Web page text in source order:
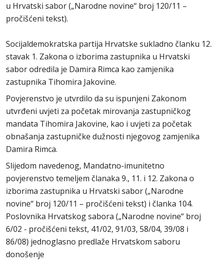
u Hrvatski sabor („Narodne novine“ broj 120/11 –
pročišćeni tekst).
Socijaldemokratska partija Hrvatske sukladno članku 12.
stavak 1. Zakona o izborima zastupnika u Hrvatski
sabor odredila je Damira Rimca kao zamjenika
zastupnika Tihomira Jakovine.
Povjerenstvo je utvrdilo da su ispunjeni Zakonom
utvrđeni uvjeti za početak mirovanja zastupničkog
mandata Tihomira Jakovine, kao i uvjeti za početak
obnašanja zastupničke dužnosti njegovog zamjenika
Damira Rimca.
Slijedom navedenog, Mandatno-imunitetno
povjerenstvo temeljem članaka 9., 11. i 12. Zakona o
izborima zastupnika u Hrvatski sabor („Narodne
novine“ broj 120/11 – pročišćeni tekst) i članka 104.
Poslovnika Hrvatskog sabora („Narodne novine“ broj
6/02 - pročišćeni tekst, 41/02, 91/03, 58/04, 39/08 i
86/08) jednoglasno predlaže Hrvatskom saboru
donošenje